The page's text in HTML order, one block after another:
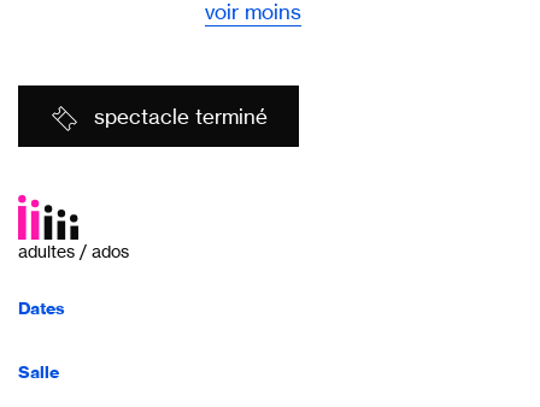
voir moins
spectacle terminé
adultes / ados
Dates
Salle